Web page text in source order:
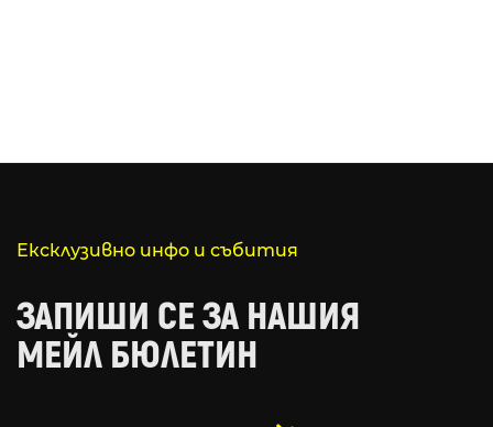
Ексклузивно инфо и събития
ЗАПИШИ СЕ ЗА НАШИЯ
МЕЙЛ БЮЛЕТИН